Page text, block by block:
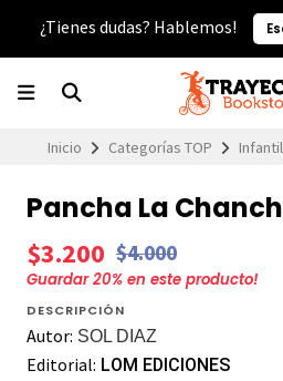
¿Tienes dudas? Hablemos!
Inicio Categorías TOP Infantil
Pancha La
$3.200 $4.000
Guardar20% en este producto!
DESCRIPCIÓN
Autor: SOL DIAZ
Editorial: LOM EDICIONES